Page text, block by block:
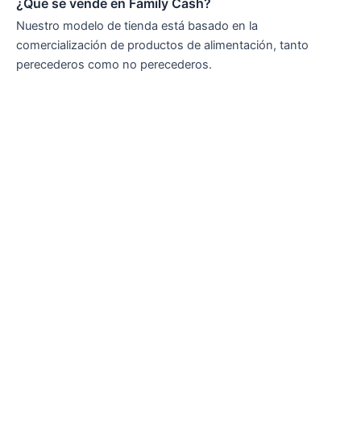
Nuestro modelo de tienda está basado en la
comercialización de productos de alimentación, tanto
perecederos como no perecederos.